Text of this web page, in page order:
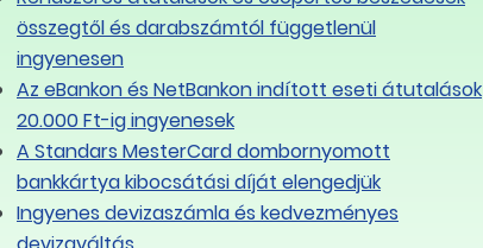
összegtől és darabszámtól függetlenül
ingyenesen
Az eBankon és NetBankon indított eseti átutalások
20.000 Ft-ig ingyenesek
A Standars MesterCard dombornyomott
bankkártya kibocsátási díját elengedjük
Ingyenes devizaszámla és kedvezményes